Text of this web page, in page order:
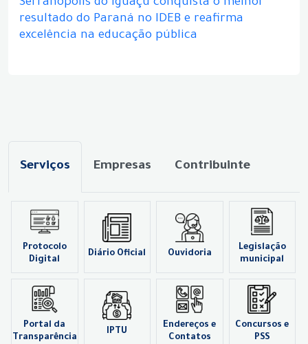
Serranópolis do Iguaçu conquista o melhor
resultado do Paraná no IDEB e reafirma
excelência na educação pública
Serviços Empresas Contribuinte
Protocolo
Digital
Diário Oficial Ouvidoria
Legislação
municipal
Portal da
Transparência
IPTU
Endereços e
Contatos
Concursos e
PSS